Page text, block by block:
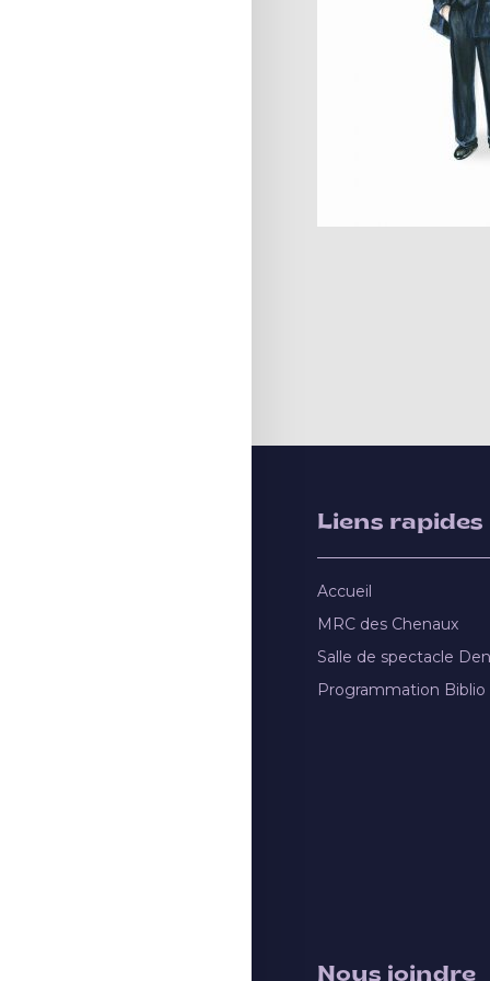
Liens rapides
Accueil
MRC des Chenaux
Salle de spectacle
Programmation Biblio
Nous joindre